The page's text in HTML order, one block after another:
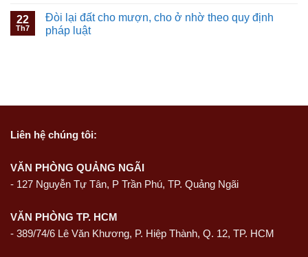
22
Th7
Đòi lại đất cho mượn, cho ở nhờ theo quy định
pháp luật
Liên hệ chúng tôi:
VĂN PHÒNG QUẢNG NGÃI
- 127 Nguyễn Tự Tân, P Trần Phú, TP. Quảng Ngãi
VĂN PHÒNG TP. HCM
- 389/74/6 Lê Văn Khương, P. Hiệp Thành, Q. 12, TP. HCM